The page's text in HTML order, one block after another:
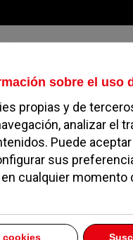
Viernes, 07 de agosto de
SOCIEDAD